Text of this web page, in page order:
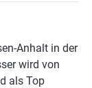
Anhalt in der
wird von
als Top